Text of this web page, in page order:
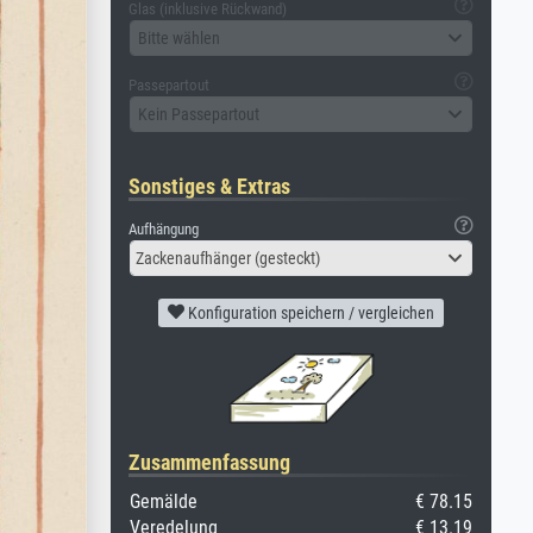
Glas (inklusive Rückwand)
Bitte wählen
Passepartout
Kein Passepartout
Sonstiges & Extras
Aufhängung
Zackenaufhänger (gesteckt)
Konfiguration speichern / vergleichen
Zusammenfassung
Gemälde
€ 78.15
Veredelung
€ 13.19